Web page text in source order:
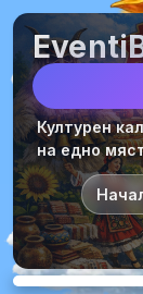
Културен
на едно